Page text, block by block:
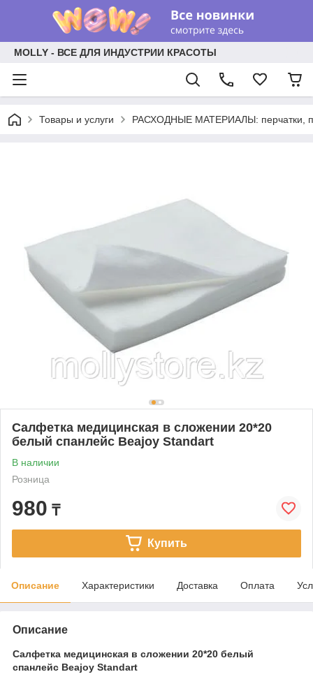
MOLLY - ВСЕ ДЛЯ ИНДУСТРИИ КРАСОТЫ
Товары и услуги РАСХОДНЫЕ МАТЕРИАЛЫ: перчатки,
Салфетка медицинская в сложении 20*20
белый спанлейс Beajoy Standart
В наличии
Розница
980 ₸
Купить
Описание Характеристики Доставка Оплата
Описание
Салфетка медицинская в сложении 20*20 белый
спанлейс Beajoy Standart